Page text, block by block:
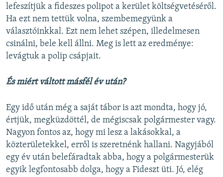
lefeszítjük a fideszes polipot a kerület költségvetéséről.
Ha ezt nem tettük volna, szembemegyünk a
választóinkkal. Ezt nem lehet szépen, illedelmesen
csinálni, bele kell állni. Meg is lett az eredménye:
levágtuk a polip csápjait.
És miért váltott másfél év után?
Egy idő után még a saját tábor is azt mondta, hogy jó,
értjük, megküzdöttél, de mégiscsak polgármester vagy.
Nagyon fontos az, hogy mi lesz a lakásokkal, a
közterületekkel, erről is szeretnénk hallani. Nagyjából
egy év után belefáradtak abba, hogy a polgármesterük
egyik legfontosabb dolga, hogy a Fideszt üti. Jó, elég